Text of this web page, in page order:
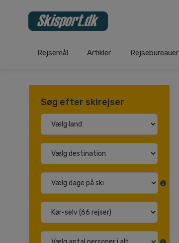
Rejsemål Artikler Rejsebureauer
Søg efter skirejser